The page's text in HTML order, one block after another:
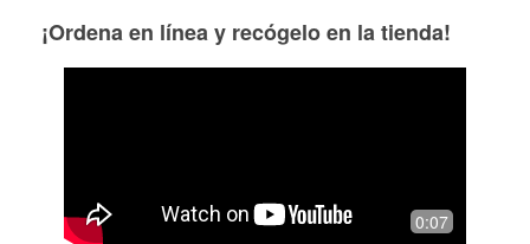
¡Ordena en línea y recógelo en la tienda!
0:07